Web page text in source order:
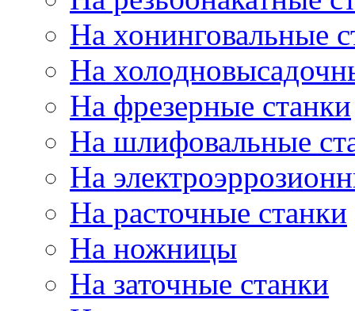
На хонинговальные
На
На фрезерные станки
На шлифовальные
На
На расточные станки
На ножницы
На заточные станки